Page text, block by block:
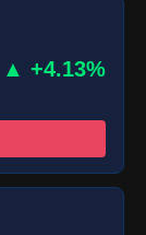
▲ +4.13%